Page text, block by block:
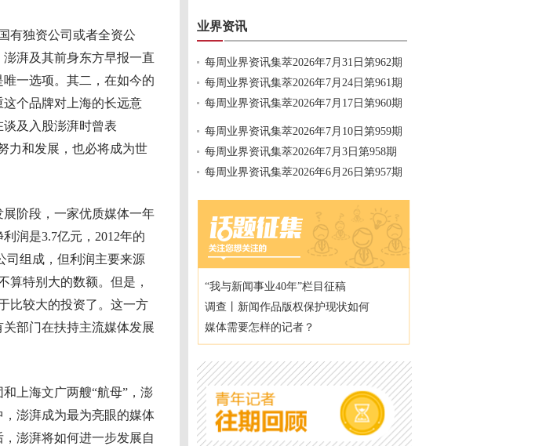
独资公司或者全资公
湃及其前身东方早报一直
一选项。其二，在如今的
这个品牌对上海的长远意
及入股澎湃时曾表
力和发展，也必将成为世
阶段，一家优质媒体一年
润是3.7亿元，2012年的
司组成，但利润主要来源
算特别大的数额。但是，
比较大的投资了。这一方
部门在扶持主流媒体发展
上海文广两艘“航母”，澎
澎湃成为最为亮眼的媒体
澎湃将如何进一步发展自
业界资讯
每周业界资讯集萃2026年7月31日第962期
每周业界资讯集萃2026年7月24日第961期
每周业界资讯集萃2026年7月17日第960期
每周业界资讯集萃2026年7月10日第959期
每周业界资讯集萃2026年7月3日第958期
每周业界资讯集萃2026年6月26日第957期
“我与新闻事业40年”栏目征稿
调查丨新闻作品版权保护现状如何
媒体需要怎样的记者？